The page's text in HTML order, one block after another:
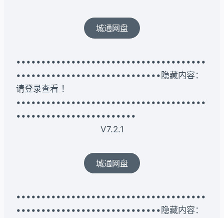
城通网盘
••••••••••••••••••••••••••••••••••••••
•••••••••••••••••••••••••••••隐藏内容：
请登录查看 ！
••••••••••••••••••••••••••••••••••••••
••••••••••••••••••••••••
V7.2.1
城通网盘
••••••••••••••••••••••••••••••••••••••
•••••••••••••••••••••••••••••隐藏内容：